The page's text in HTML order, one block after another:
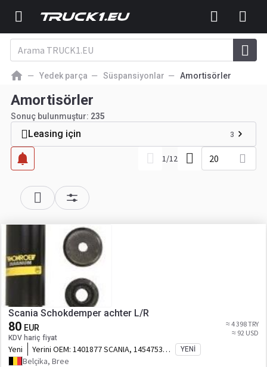
Yedek parça Süspansiyonlar Amortisörler
Amortisörler
Sonuç bulunmuştur: 235
Leasing için 3
1/12 20
Scania Schokdemper achter L/R
80 EUR
KDV hariç fiyat
≈ 4 398 TRY
≈ 92 USD
Yeni Yerini OEM: 1401877 SCANIA, 1454753
SCANIA,
YENI
Belçika, Bree